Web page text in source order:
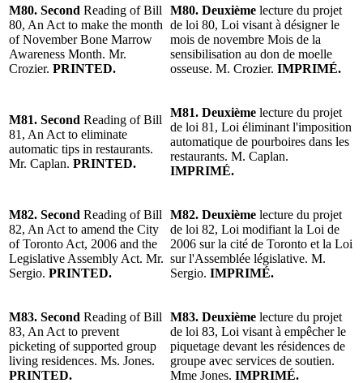
M80. Second Reading of Bill
80, An Act to make the month
of November Bone Marrow
Awareness Month. Mr.
Crozier. PRINTED.
M80. Deuxième lecture du projet
de loi 80, Loi visant à désigner le
mois de novembre Mois de la
sensibilisation au don de moelle
osseuse. M. Crozier. IMPRIMÉ.
M81. Second Reading of Bill
81, An Act to eliminate
automatic tips in restaurants.
Mr. Caplan. PRINTED.
M81. Deuxième lecture du projet
de loi 81, Loi éliminant l'imposition
automatique de pourboires dans les
restaurants. M. Caplan.
IMPRIMÉ.
M82. Second Reading of Bill
82, An Act to amend the City
of Toronto Act, 2006 and the
Legislative Assembly Act. Mr.
Sergio. PRINTED.
M82. Deuxième lecture du projet
de loi 82, Loi modifiant la Loi de
2006 sur la cité de Toronto et la Loi
sur l'Assemblée législative. M.
Sergio. IMPRIMÉ.
M83. Second Reading of Bill
83, An Act to prevent
picketing of supported group
living residences. Ms. Jones.
PRINTED.
M83. Deuxième lecture du projet
de loi 83, Loi visant à empêcher le
piquetage devant les résidences de
groupe avec services de soutien.
Mme Jones. IMPRIMÉ.